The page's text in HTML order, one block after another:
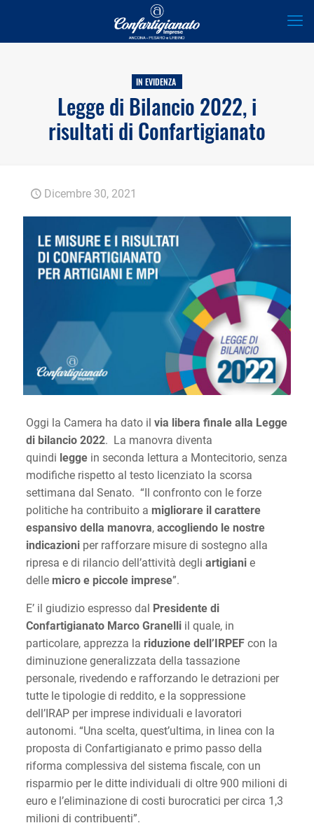
IN EVIDENZA
Legge di Bilancio 2022, i
risultati di Confartigianato
Dicembre 30, 2021
Oggi la Camera ha dato il via libera finale alla Legge
di bilancio 2022. La manovra diventa
quindi leggein seconda lettura a Montecitorio, senza
modifiche rispetto al testo licenziato la scorsa
settimana dal Senato. “Il confronto con le forze
politiche ha contribuito a migliorare il carattere
espansivo della manovra, accogliendo le nostre
indicazioniper rafforzare misure di sostegno alla
ripresa e di rilancio dell’attività degli artigianie
delle micro e piccole imprese”.
E’ il giudizio espresso dal Presidente di
Confartigianato Marco Granelliil quale, in
particolare, apprezza la riduzione dell’IRPEFcon la
diminuzione generalizzata della tassazione
personale, rivedendo e rafforzando le detrazioni per
tutte le tipologie di reddito, e la soppressione
dell’IRAP per imprese individuali e lavoratori
autonomi. “Una scelta, quest’ultima, in linea con la
proposta di Confartigianato e primo passo della
riforma complessiva del sistema fiscale, con un
risparmio per le ditte individuali di oltre 900 milioni di
euro e l’eliminazione di costi burocratici per circa 1,3
milioni di contribuenti”.